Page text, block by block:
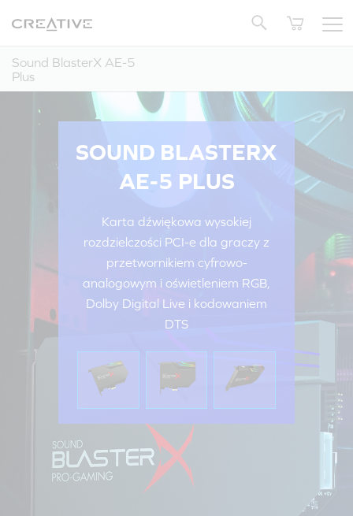
Sound BlasterX AE-5
Plus
Powrót do góry
SOUND BLASTERX
AE-5 PLUS
Karta dźwiękowa wysokiej
rozdzielczości PCI-e dla graczy z
przetwornikiem cyfrowo-
analogowym i oświetleniem RGB,
Dolby Digital Live i kodowaniem
DTS